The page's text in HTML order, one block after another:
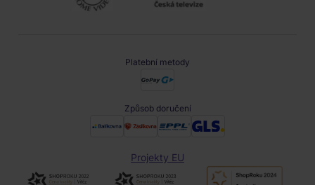
Platební metody
Způsob doručení
Projekty EU